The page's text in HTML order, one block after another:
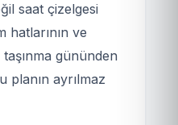
saat çizelgesi
hatlarının ve
gününden
planın ayrılmaz